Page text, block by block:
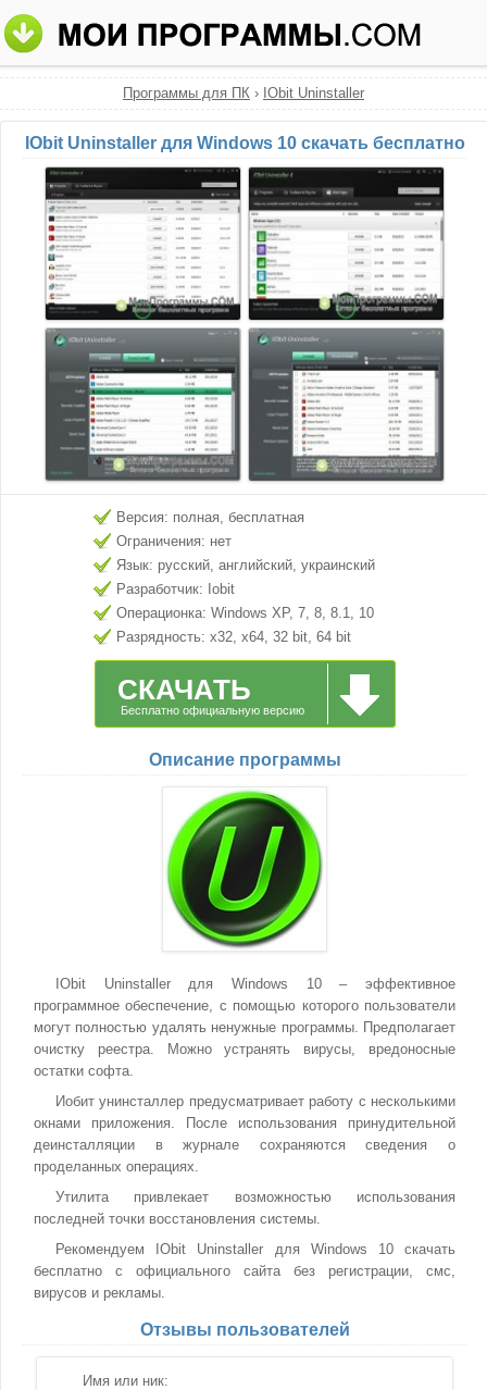
Программы для ПК › IObit Uninstaller
IObit Uninstaller для Windows 10 скачать бесплатно
Версия: полная, бесплатная
Ограничения: нет
Язык: русский, английский, украинский
Разработчик: Iobit
Операционка: Windows XP, 7, 8, 8.1, 10
Разрядность: x32, x64, 32 bit, 64 bit
СКАЧАТЬ
Бесплатно официальную версию
Описание программы
IObit Uninstaller для Windows 10 – эффективное
программное обеспечение, с помощью которого пользователи
могут полностью удалять ненужные программы. Предполагает
очистку реестра. Можно устранять вирусы, вредоносные
остатки софта.
Иобит унинсталлер предусматривает работу с несколькими
окнами приложения. После использования принудительной
деинсталляции в журнале сохраняются сведения о
проделанных операциях.
Утилита привлекает возможностью использования
последней точки восстановления системы.
Рекомендуем IObit Uninstaller для Windows 10 скачать
бесплатно с официального сайта без регистрации, смс,
вирусов и рекламы.
Отзывы пользователей
Имя или ник: